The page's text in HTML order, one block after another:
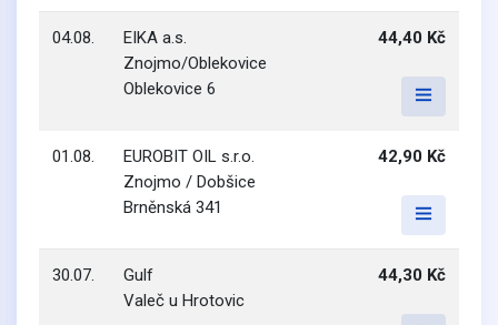
04.08.
EIKA a.s.
Znojmo/Oblekovice
Oblekovice 6
44,40 Kč
01.08.
EUROBIT OIL s.r.o.
Znojmo / Dobšice
Brněnská 341
42,90 Kč
30.07.
Gulf
Valeč u Hrotovic
44,30 Kč